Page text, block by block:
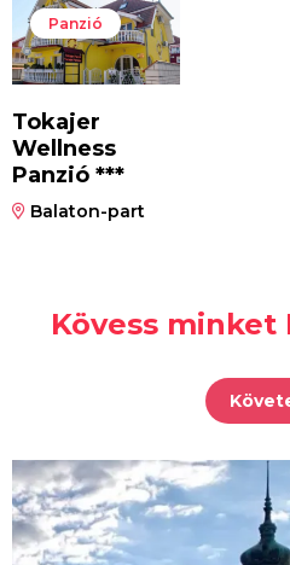
Panzió
Tokajer
Wellness
Panzió ***
Balaton-part
Kövess minket